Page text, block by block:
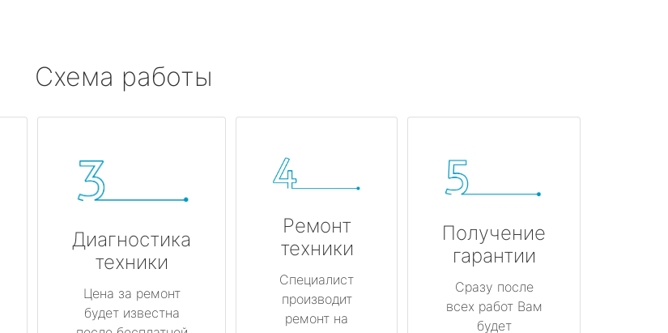
Схема работы
Диагностика
техники
Цена за ремонт
будет известна
Ремонт
техники
Специалист
производит
ремонт на
Получение
гарантии
Сразу после
всех работ Вам
будет